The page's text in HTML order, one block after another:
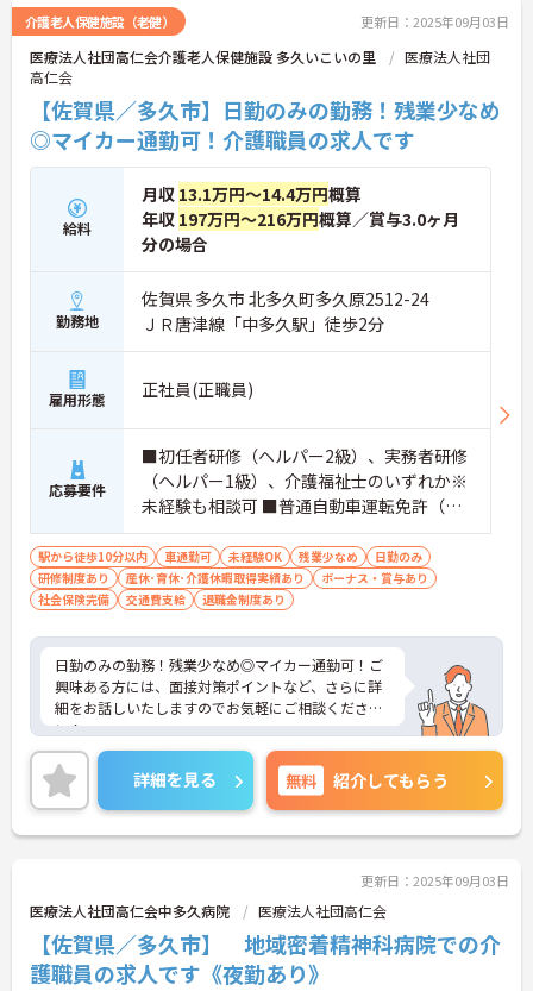
介護老人保健施設（老健） 更新日：2025年09月03日
医療法人社団高仁会介護老人保健施設 多久いこいの里
医療法人社団
高仁会
【佐賀県／多久市】日勤のみの勤務！残業少なめ
◎マイカー通勤可！介護職員の求人です
給料
月収 13.1万円～14.4万円概算
年収 197万円～216万円概算／賞与3.0ヶ月
分の場合
勤務地
佐賀県 多久市 北多久町多久原2512-24
ＪＲ唐津線「中多久駅」徒歩2分
雇用形態 正社員(正職員)
応募要件
■初任者研修（ヘルパー2級）、実務者研修
（ヘルパー1級）、介護福祉士のいずれか※
未経験も相談可 ■普通自動車運転免許（通
勤用）
駅から徒歩10分以内 車通勤可 未経験OK 残業少なめ
日勤のみ
研修制度あり
産休･育休･介護休暇取得実績あり
ボーナス・賞与あり
社会保険完備
交通費支給 退職金制度あり
日勤のみの勤務！残業少なめ◎マイカー通勤可！ご
興味ある方には、面接対策ポイントなど、さらに詳
細をお話しいたしますのでお気軽にご相談くださ
い！
詳細を見る 無料 紹介してもらう
更新日：2025年09月03日
医療法人社団高仁会中多久病院 医療法人社団高仁会
【佐賀県／多久市】 地域密着精神科病院での介
護職員の求人です《夜勤あり》